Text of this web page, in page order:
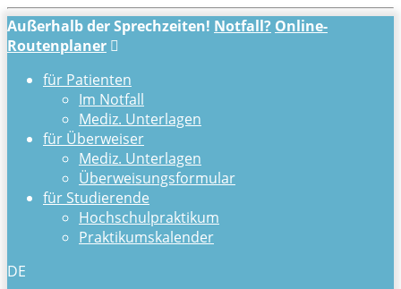
Außerhalb der Sprechzeiten! Notfall? Online-
Routenplaner
für Patienten
Im Notfall
Mediz. Unterlagen
für Überweiser
Mediz. Unterlagen
Überweisungsformular
für Studierende
Hochschulpraktikum
Praktikumskalender
DE